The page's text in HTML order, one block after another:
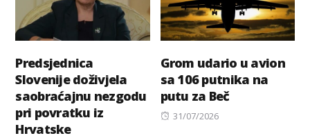
Predsjednica
Slovenije doživjela
saobraćajnu nezgodu
pri povratku iz
Hrvatske
Grom udario u avion
sa 106 putnika na
putu za Beč
Posted
31/07/2026